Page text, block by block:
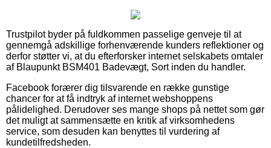
Trustpilot byder på fuldkommen passelige genveje til at
gennemgå adskillige forhenværende kunders reflektioner og
derfor støtter vi, at du efterforsker internet selskabets omtaler
af Blaupunkt BSM401 Badevægt, Sort inden du handler.
Facebook forærer dig tilsvarende en række gunstige
chancer for at få indtryk af internet webshoppens
pålidelighed. Derudover ses mange shops på nettet som gør
det muligt at sammensætte en kritik af virksomhedens
service, som desuden kan benyttes til vurdering af
kundetilfredsheden.